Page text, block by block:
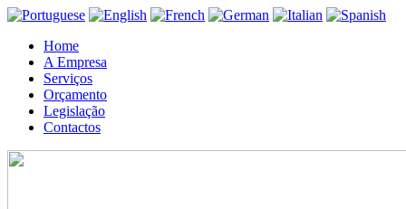
Home
A Empresa
Serviços
Orçamento
Legislação
Contactos